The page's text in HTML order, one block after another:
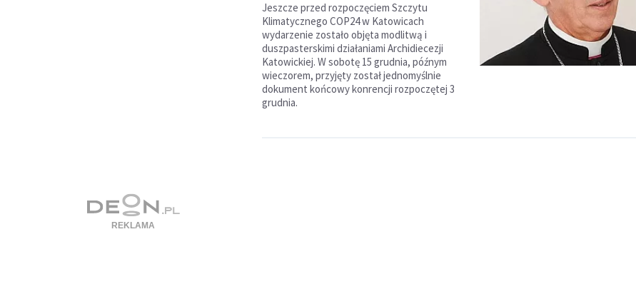
Jeszcze przed rozpoczęciem Szczytu
Klimatycznego COP24 w Katowicach
wydarzenie zostało objęta modlitwą i
duszpasterskimi działaniami Archidiecezji
Katowickiej. W sobotę 15 grudnia, późnym
wieczorem, przyjęty został jednomyślnie
dokument końcowy konrencji rozpoczętej 3
grudnia.